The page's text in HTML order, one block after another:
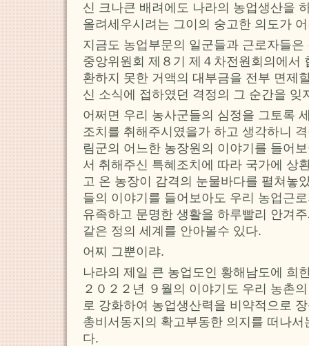
신 크나큰 배려에도 나라의 농업생산을
올려세우시려는 그이의 숭고한 의도가
지금도 농업부문의 일군들과 근로자들
중앙위원회 제８기 제４차전원회의에서
환하지 못한 거액의 대부금을 전부 면제
신 소식에 접하였던 격정의 그 순간을 잊
어쩌면 우리 농사군들의 심정을 그토록
조치를 취해주시였을가 하고 생각하니
림군의 어느한 농장원의 이야기를 들어
서 취해주신 특혜조치에 따라 국가에 상
고 온 농장이 감격의 눈물바다를 펼쳐놓
들의 이야기를 들어보아도 우리 농업근
유족하고 문명한 생활을 하루빨리 안겨
같은 정의 세계를 안아볼수 있다.
어찌 그뿐이랴.
나라의 제일 큰 농업도인 황해남도에 희
２０２２년 ９월의 이야기도 우리 농촌
로 강화하여 농업생산력을 비약적으로
총비서동지의 확고부동한 의지를 떠나
다.